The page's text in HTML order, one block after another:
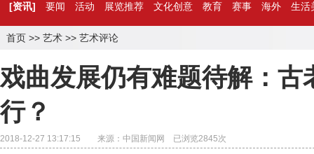
[资讯] 要闻 活动 展览推荐 文化创意 教育 赛事 海外 生活
首页 >> 艺术 >> 艺术评论
戏曲发展仍有难题待解：古
行？
2018-12-27 13:17:15 来源：中国新闻网 已浏览2845次